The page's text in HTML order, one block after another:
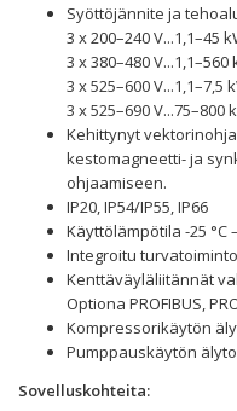
Syöttöjännite ja
3 x 200–240 V...1,1–45
3 x 380–480 V...1,1–560
3 x 525–600 V...1,1–7,5
3 x 525–690 V...75–800
Kehittynyt
kestomagneetti- ja
ohjaamiseen.
IP20, IP54/IP55, IP66
Käyttölämpötila -25 °C
Integroitu
Kenttäväyläliitännät
Optiona PROFIBUS,
Kompressorikäytön
Pumppauskäytön
Sovelluskohteita: